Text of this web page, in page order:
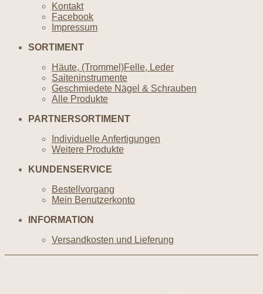
Kontakt
Facebook
Impressum
SORTIMENT
Häute, (Trommel)Felle, Leder
Saiteninstrumente
Geschmiedete Nägel & Schrauben
Alle Produkte
PARTNERSORTIMENT
Individuelle Anfertigungen
Weitere Produkte
KUNDENSERVICE
Bestellvorgang
Mein Benutzerkonto
INFORMATION
Versandkosten und Lieferung